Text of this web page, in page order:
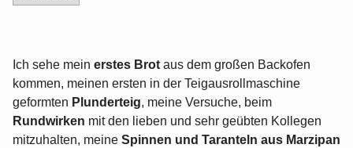
Ich sehe mein erstes Brot aus dem großen Backofen
kommen, meinen ersten in der Teigausrollmaschine
geformten Plunderteig, meine Versuche, beim
Rundwirken mit den lieben und sehr geübten Kollegen
mitzuhalten, meine Spinnen und Taranteln aus Marzipan